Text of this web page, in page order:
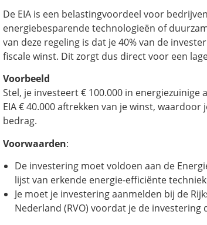
De EIA is een belastingvoordeel voor
energiebesparende technologieën of
van deze regeling is dat je 40% van de
fiscale winst. Dit zorgt dus direct voor een
Voorbeeld
Stel, je investeert € 100.000 in
EIA € 40.000 aftrekken van je winst,
bedrag.
Voorwaarden:
De investering moet voldoen aan de
lijst van erkende energie-efficiënte
Je moet je investering aanmelden bij de
Nederland (RVO) voordat je de investering